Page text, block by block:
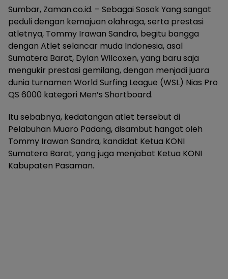
Sumbar, Zaman.co.id. – Sebagai Sosok Yang sangat
peduli dengan kemajuan olahraga, serta prestasi
atletnya, Tommy Irawan Sandra, begitu bangga
dengan Atlet selancar muda Indonesia, asal
Sumatera Barat, Dylan Wilcoxen, yang baru saja
mengukir prestasi gemilang, dengan menjadi juara
dunia turnamen World Surfing League (WSL) Nias Pro
QS 6000 kategori Men’s Shortboard.
Itu sebabnya, kedatangan atlet tersebut di
Pelabuhan Muaro Padang, disambut hangat oleh
Tommy Irawan Sandra, kandidat Ketua KONI
Sumatera Barat, yang juga menjabat Ketua KONI
Kabupaten Pasaman.